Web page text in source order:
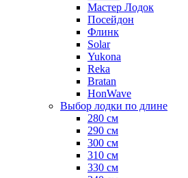
Мастер Лодок
Посейдон
Флинк
Solar
Yukona
Reka
Bratan
HonWave
Выбор лодки по длине
280 см
290 см
300 см
310 см
330 см